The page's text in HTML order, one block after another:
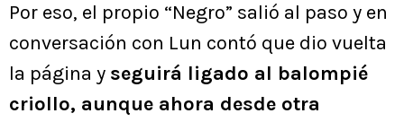
Por eso, el propio “Negro” salió al paso y en
conversación con Lun contó que dio vuelta
la página y seguirá ligado al balompié
criollo, aunque ahora desde otra